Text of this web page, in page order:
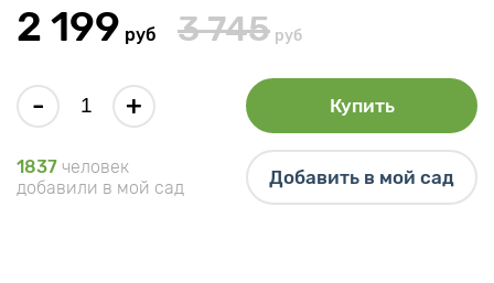
2 199 руб 3 745 руб
- + Купить
1837 человек
добавили в мой сад
Добавить в мой сад